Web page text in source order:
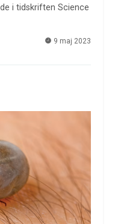
i tidskriften Science
9 maj 2023